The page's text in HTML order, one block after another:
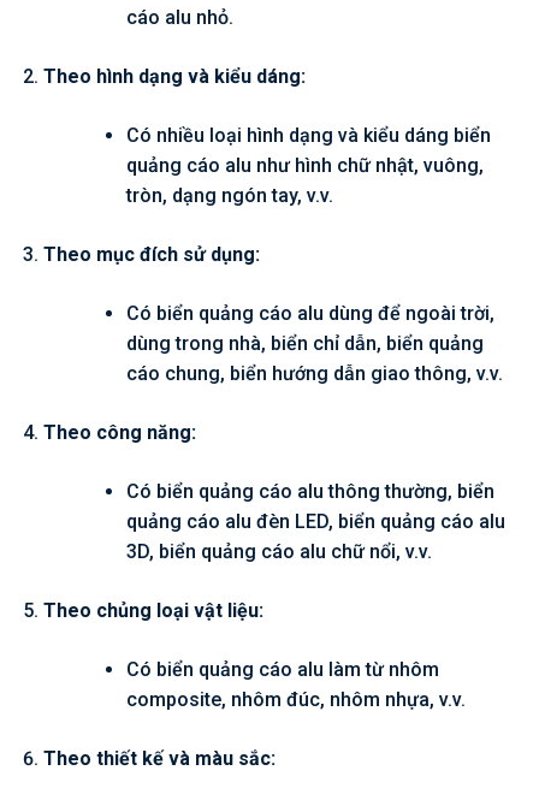
cáo alu nhỏ.
Theo hình dạng và kiểu dáng:
Có nhiều loại hình dạng và kiểu dáng biển
quảng cáo alu như hình chữ nhật, vuông,
tròn, dạng ngón tay, v.v.
Theo mục đích sử dụng:
Có biển quảng cáo alu dùng để ngoài trời,
dùng trong nhà, biển chỉ dẫn, biển quảng
cáo chung, biển hướng dẫn giao thông, v.v.
Theo công năng:
Có biển quảng cáo alu thông thường, biển
quảng cáo alu đèn LED, biển quảng cáo alu
3D, biển quảng cáo alu chữ nổi, v.v.
Theo chủng loại vật liệu:
Có biển quảng cáo alu làm từ nhôm
composite, nhôm đúc, nhôm nhựa, v.v.
Theo thiết kế và màu sắc: